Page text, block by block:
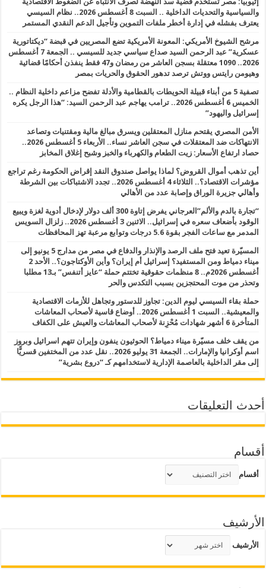
والسياسية والتحديات الداخلية .. السبت 8 أغسطس 2026.. نظام السيسي
يعترف بفشله في إدارة أخطر ملفات التموين وتأجيل الدعم النقدي المستمر
مرشح الشيوخ الأمريكي: المعونة الأمريكية تضع المصريين في قبضة “ديكتاتورية
عسكرية” عبد الرحمن السيد صداع سياسي جديد للسيسي .. الجمعة 7 أغسطس
2026.. 1090 معتقلة بسجن العاشر من رمضان و47 فقط ينفذن أحكامًا قضائية
وهيومن رايتس ووتش ترصد تدهور الحقوق والحريات بمصر
تصفية 5 من أبناء قبيلة الحويطات بالقطامية والأدلة تفضح مزاعم داخلية النظام ..
الخميس 6 أغسطس 2026.. ترامب يهاجم عبد الرحمن السيد: “هذا الرجل يكره
إسرائيل واليهود”
الأمن المصري يقتحم منازل المعتقلين ويسرق مبالغ مالية ومقتنيات وتصاعد
الانتهاكات ضد المعتقلات في سجن العاشر نساء.. الأربعاء 5 أغسطس 2026..
حصاد ارتفاع الأسعار: زيت الطعام والكهرباء والخبز وشبح إغلاق المخابز
أين تذهب أموال القروض؟ لماذا يواصل صندوق النقد إقراض الحكومة رغم تراجع
مؤشرات الاقتصاد؟.. الثلاثاء 4 أغسطس 2026.. تجدد الاشتباكات بين الشرطة
وأهالي جزيرة الوراق وإصابة عدد من الأهالي
“تجارة بالدم والألم”العرجاني يفرض إتاوة 300 ألف دولار لإدخال أدوية لغزة ويبيع
الوقود بأضعاف سعره في إسرائيل.. الاثنين 3 أغسطس 2026.. زلزال السويس
المدمر مع ساعات الفجر بقوة 5.6 درجات وتوابع مرعبة تهز المحافظات
المسيّرة تعيد فتح ملف الرصد والإنذار والدفاع في مصر من مدارج 5 يونيو إلى
ميناء دمياط ومن المستفيد؟ إسرائيل أم إيران؟ وأين الأوكتاجون؟.. الأحد 2
أغسطس 2026م.. 8 منظمات حقوقية تختتم حملة “عايز أتنفس” بـ13 مطلبا
وتحذر من موت المحتجزين بسبب التكدس والحر
حملة بقاء السيسي ليوم الدين: تجاوز للدستور وتجاهل للأزمات الاقتصادية
والمعيشية.. السبت 1 أغسطس 2026.. أوضاع قاسية لأصحاب المعاشات
المتأخرة 6 أشهر شهادات مُحْزِنة لأصحاب المعاشات والعيش على الكفاف
من يقف خلف مسيّرة ميناء دمياط؟ الحوثيون ينفون وإيران تتهم اسرائيل وبروز
اسم أوكرانيا والإمارات.. الجمعة 31 يوليو 2026.. نقل عدد من المختفين قسريًّا
إلى مقر الداخلية بالعاصمة الإدارية لاستخدامهم كـ “دروع بشرية”
أحدث التعليقات
أقسام
أقسام
الأرشيف
الأرشيف